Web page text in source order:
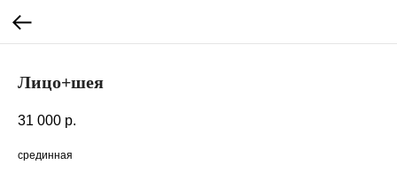
Лицо+шея
31 000 р.
срединная